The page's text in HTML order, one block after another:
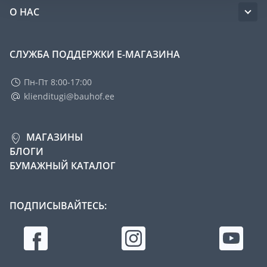
О НАС
СЛУЖБА ПОДДЕРЖКИ Е-МАГАЗИНА
Пн-Пт 8:00-17:00
klienditugi@bauhof.ee
МАГАЗИНЫ
БЛОГИ
БУМАЖНЫЙ КАТАЛОГ
ПОДПИСЫВАЙТЕСЬ: